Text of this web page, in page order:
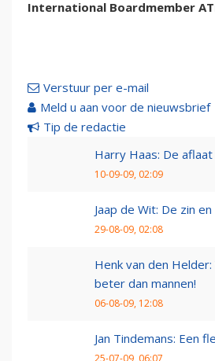
International Boardmember
Verstuur per e-mail
Meld u aan voor de nieuwsbrief
Tip de redactie
Harry Haas: De aflaat
10-09-09, 02:09
Jaap de Wit: De zin
29-08-09, 02:08
Henk van den
beter dan mannen!
06-08-09, 12:08
Jan Tindemans: Een
25-07-09, 06:07